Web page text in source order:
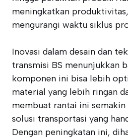
meningkatkan
mengurangi waktu siklus
Inovasi dalam desain dan
transmisi BS menunjukkan
komponen ini bisa lebih
material yang lebih ringan
membuat rantai ini semakin
solusi transportasi yang
Dengan peningkatan ini,